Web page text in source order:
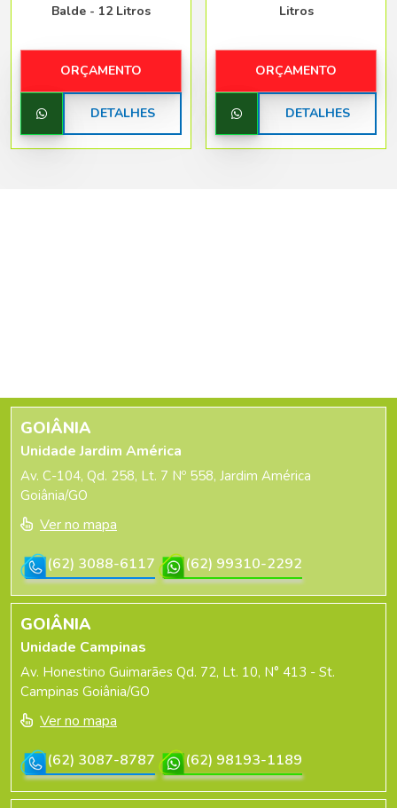
Balde - 12 Litros
ORÇAMENTO
DETALHES
Litros
ORÇAMENTO
DETALHES
GOIÂNIA
Unidade Jardim América
Av. C-104, Qd. 258, Lt. 7 Nº 558, Jardim América
Goiânia/GO
Ver no mapa
(62) 3088-6117
(62) 99310-2292
GOIÂNIA
Unidade Campinas
Av. Honestino Guimarães Qd. 72, Lt. 10, N° 413 - St.
Campinas Goiânia/GO
Ver no mapa
(62) 3087-8787
(62) 98193-1189